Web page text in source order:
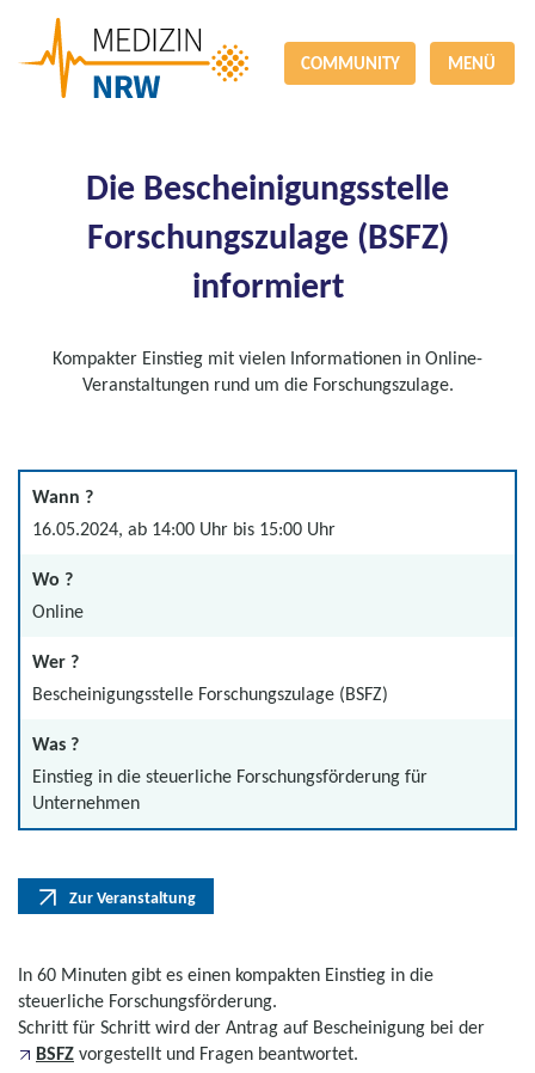
COMMUNITY MENÜ
Die Bescheinigungsstelle
Forschungszulage (BSFZ)
informiert
Kompakter Einstieg mit vielen Informationen in Online-
Veranstaltungen rund um die Forschungszulage.
Wann ?
16.05.2024, ab 14:00 Uhr bis 15:00 Uhr
Wo ?
Online
Wer ?
Bescheinigungsstelle Forschungszulage (BSFZ)
Was ?
Einstieg in die steuerliche Forschungsförderung für
Unternehmen
Zur Veranstaltung
In 60 Minuten gibt es einen kompakten Einstieg in die
steuerliche Forschungsförderung.
Schritt für Schritt wird der Antrag auf Bescheinigung bei der
BSFZ vorgestellt und Fragen beantwortet.